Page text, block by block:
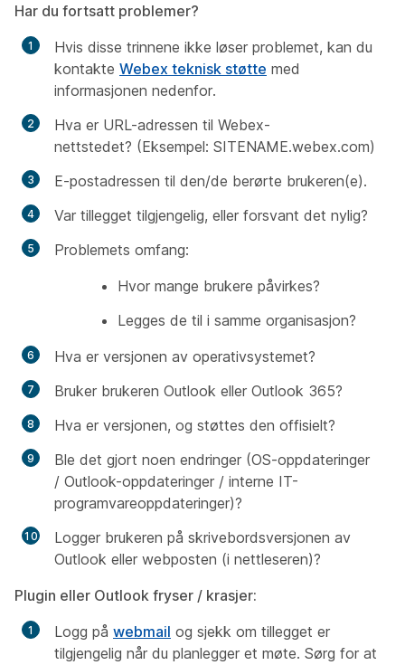
Har du fortsatt problemer?
Hvis disse trinnene ikke løser problemet, kan du
kontakte Webex teknisk støtte med
informasjonen nedenfor.
Hva er URL-adressen til Webex-
nettstedet? (Eksempel: SITENAME.webex.com)
E-postadressen til den/de berørte brukeren(e).
Var tillegget tilgjengelig, eller forsvant det nylig?
Problemets omfang:
Hvor mange brukere påvirkes?
Legges de til i samme organisasjon?
Hva er versjonen av operativsystemet?
Bruker brukeren Outlook eller Outlook 365?
Hva er versjonen, og støttes den offisielt?
Ble det gjort noen endringer (OS-oppdateringer
/ Outlook-oppdateringer / interne IT-
programvareoppdateringer)?
Logger brukeren på skrivebordsversjonen av
Outlook eller webposten (i nettleseren)?
Plugin eller Outlook fryser / krasjer:
Logg på webmail og sjekk om tillegget er
tilgjengelig når du planlegger et møte. Sørg for at